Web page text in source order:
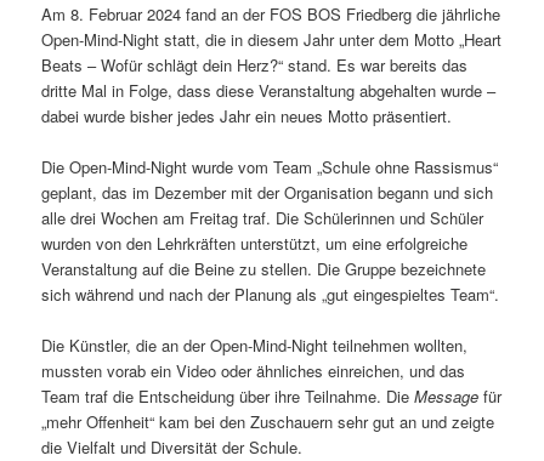
Am 8. Februar 2024 fand an der FOS BOS Friedberg die jährliche
Open-Mind-Night statt, die in diesem Jahr unter dem Motto „Heart
Beats – Wofür schlägt dein Herz?“ stand. Es war bereits das
dritte Mal in Folge, dass diese Veranstaltung abgehalten wurde –
dabei wurde bisher jedes Jahr ein neues Motto präsentiert.
Die Open-Mind-Night wurde vom Team „Schule ohne Rassismus“
geplant, das im Dezember mit der Organisation begann und sich
alle drei Wochen am Freitag traf. Die Schülerinnen und Schüler
wurden von den Lehrkräften unterstützt, um eine erfolgreiche
Veranstaltung auf die Beine zu stellen. Die Gruppe bezeichnete
sich während und nach der Planung als „gut eingespieltes Team“.
Die Künstler, die an der Open-Mind-Night teilnehmen wollten,
mussten vorab ein Video oder ähnliches einreichen, und das
Team traf die Entscheidung über ihre Teilnahme. DieMessage für
„mehr Offenheit“ kam bei den Zuschauern sehr gut an und zeigte
die Vielfalt und Diversität der Schule.